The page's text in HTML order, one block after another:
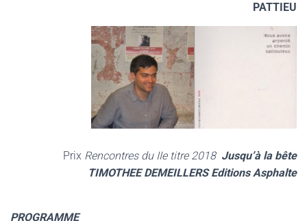
PATTIEU
Prix Rencontres du IIe titre 2018 Jusqu’à la bête
TIMOTHEE DEMEILLERS Editions Asphalte
PROGRAMME